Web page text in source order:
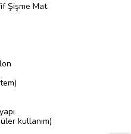
Şişme Mat
kullanım)